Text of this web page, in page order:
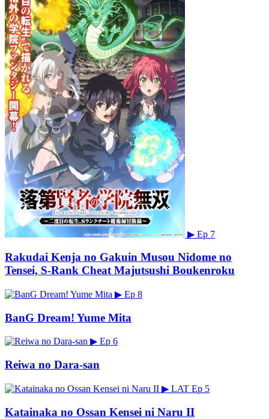
▶ Ep 7
Rakudai Kenja no Gakuin Musou Nidome no
Tensei, S-Rank Cheat Majutsushi Boukenroku
▶ Ep 8
BanG Dream! Yume Mita
▶ Ep 6
Reiwa no Dara-san
▶ LAT Ep 5
Katainaka no Ossan Kensei ni Naru II